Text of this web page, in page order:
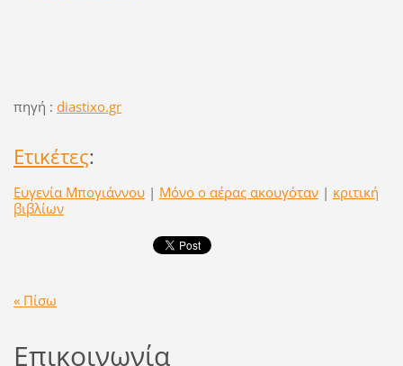
πηγή : diastixo.gr
Ετικέτες:
Ευγενία Μπογιάννου | Μόνο ο αέρας ακουγόταν | κριτική
βιβλίων
« Πίσω
Επικοινωνία